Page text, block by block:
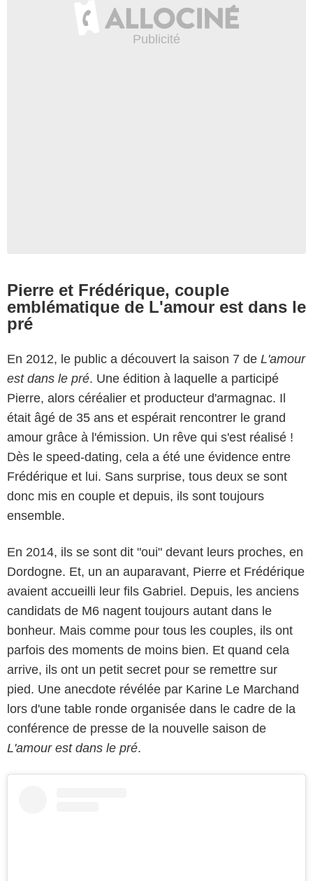
Pierre et Frédérique, couple
emblématique de L'amour est dans le
pré
En 2012, le public a découvert la saison 7 de L'amour
est dans le pré. Une édition à laquelle a participé
Pierre, alors céréalier et producteur d'armagnac. Il
était âgé de 35 ans et espérait rencontrer le grand
amour grâce à l'émission. Un rêve qui s'est réalisé !
Dès le speed-dating, cela a été une évidence entre
Frédérique et lui. Sans surprise, tous deux se sont
donc mis en couple et depuis, ils sont toujours
ensemble.
En 2014, ils se sont dit "oui" devant leurs proches, en
Dordogne. Et, un an auparavant, Pierre et Frédérique
avaient accueilli leur fils Gabriel. Depuis, les anciens
candidats de M6 nagent toujours autant dans le
bonheur. Mais comme pour tous les couples, ils ont
parfois des moments de moins bien. Et quand cela
arrive, ils ont un petit secret pour se remettre sur
pied. Une anecdote révélée par Karine Le Marchand
lors d'une table ronde organisée dans le cadre de la
conférence de presse de la nouvelle saison de
L'amour est dans le pré.